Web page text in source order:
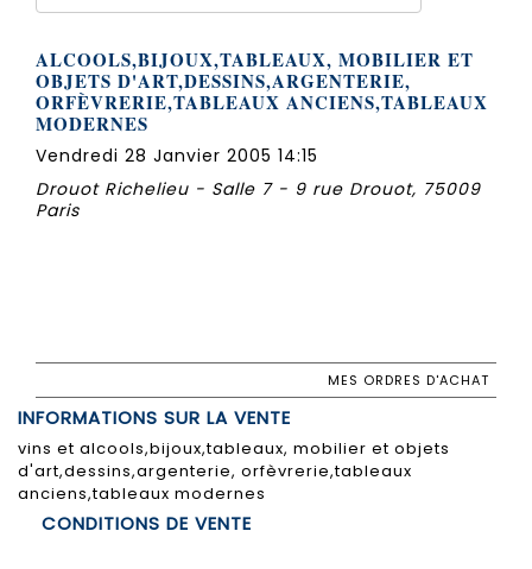
ALCOOLS,BIJOUX,TABLEAUX, MOBILIER ET
OBJETS D'ART,DESSINS,ARGENTERIE,
ORFÈVRERIE,TABLEAUX ANCIENS,TABLEAUX
MODERNES
Vendredi 28 Janvier 2005 14:15
Drouot Richelieu - Salle 7 - 9 rue Drouot, 75009
Paris
MES ORDRES D'ACHAT
INFORMATIONS SUR LA VENTE
vins et alcools,bijoux,tableaux, mobilier et objets
d'art,dessins,argenterie, orfèvrerie,tableaux
anciens,tableaux modernes
CONDITIONS DE VENTE